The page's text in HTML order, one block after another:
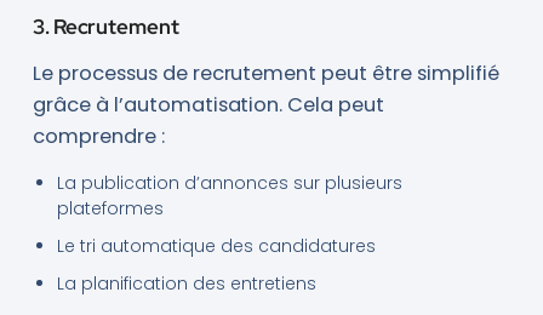
3. Recrutement
Le processus de recrutement peut être simplifié
grâce à l’automatisation. Cela peut
comprendre :
La publication d’annonces sur plusieurs
plateformes
Le tri automatique des candidatures
La planification des entretiens